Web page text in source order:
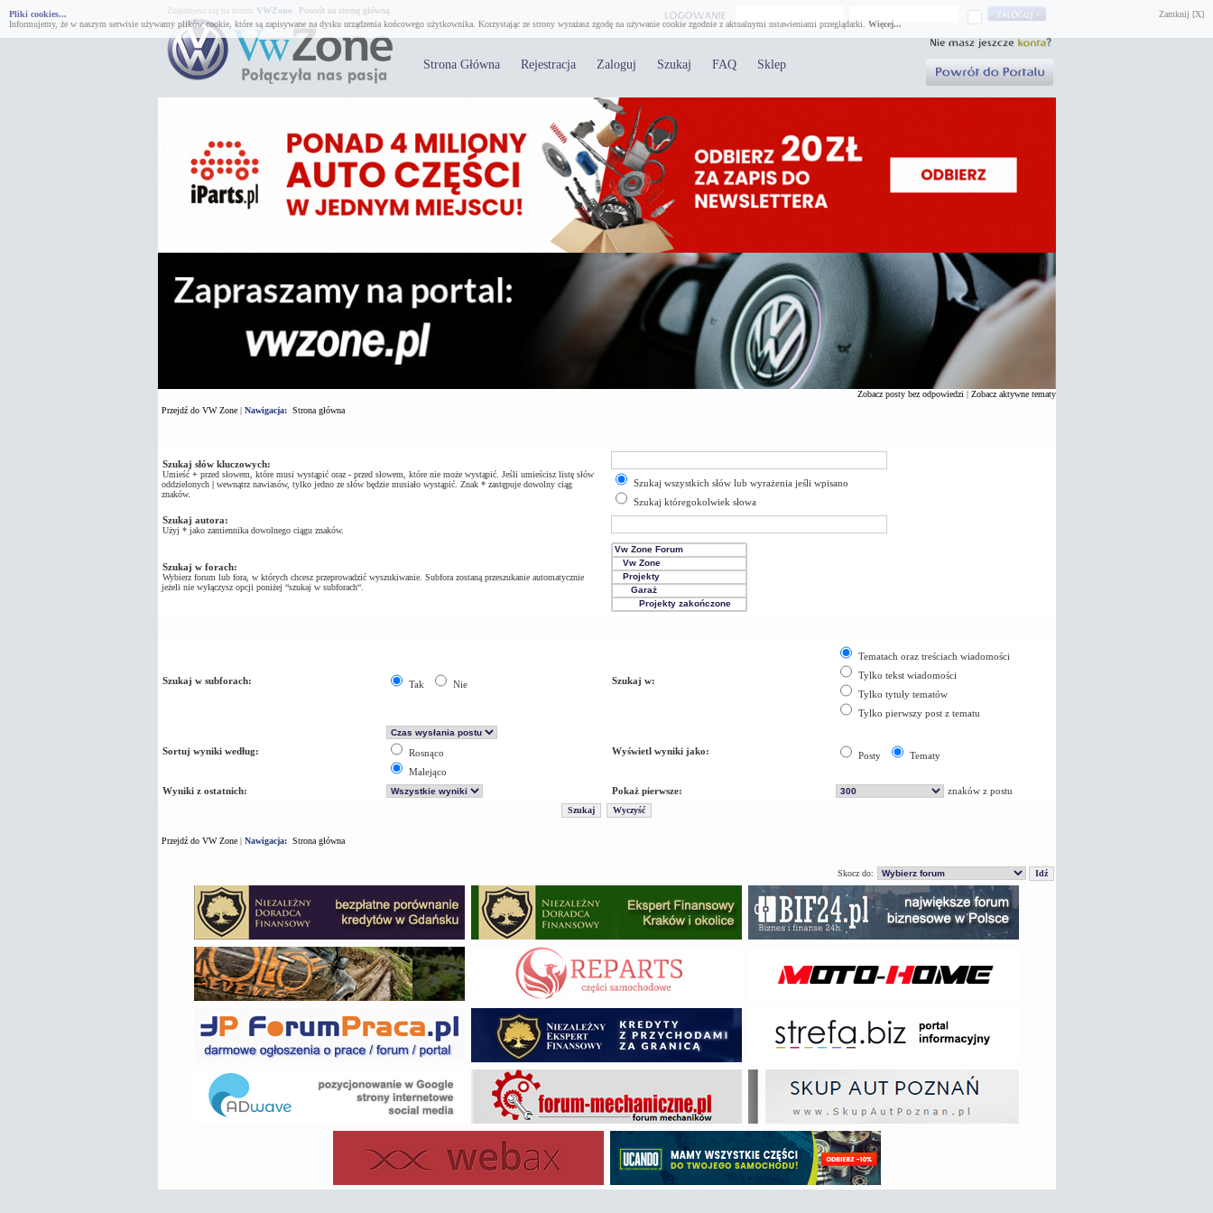
Zamknij [X]
Pliki cookies...
Informujemy, że w naszym serwisie używamy plików cookie, które są zapisywane na dysku urządzenia końcowego użytkownika. Korzystając ze strony wyrażasz zgodę na używanie cookie zgodnie z aktualnymi ustawieniami przeglądarki. Więcej...
Znajdujesz się na forum VWZone. Powrót na stronę główną.
Strona Główna Rejestracja Zaloguj Szukaj FAQ Sklep
Zobacz posty bez odpowiedzi | Zobacz aktywne tematy
Przejdź do VW Zone| Nawigacja: Strona główna
Szukaj słów kluczowych:
Umieść +przed słowem, które musi wystąpić oraz -przed słowem, które nie może wystąpić. Jeśli umieścisz listę słów
oddzielonych |wewnątrz nawiasów, tylko jedno ze słów będzie musiało wystąpić. Znak * zastępuje dowolny ciąg
znaków.
Szukaj wszystkich słów lub wyrażenia jeśli wpisano
Szukaj któregokolwiek słowa
Szukaj autora:
Użyj * jako zamiennika dowolnego ciągu znaków.
Szukaj w forach:
Wybierz forum lub fora, w których chcesz przeprowadzić wyszukiwanie. Subfora zostaną przeszukanie automatycznie
jeżeli nie wyłączysz opcji poniżej “szukaj w subforach“.
Szukaj w subforach: Tak Nie Szukaj w:
Tematach oraz treściach wiadomości
Tylko tekst wiadomości
Tylko tytuły tematów
Tylko pierwszy post z tematu
Sortuj wyniki według:
Rosnąco
Malejąco
Wyświetl wyniki jako: Posty Tematy
Wyniki z ostatnich: Pokaż pierwsze: znaków z postu
Przejdź do VW Zone| Nawigacja: Strona główna
Skocz do: